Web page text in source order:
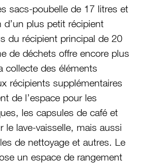
sacs-poubelle de 17 litres et
plus petit récipient
du récipient principal de 20
de déchets offre encore plus
collecte des éléments
récipients supplémentaires
de l’espace pour les
les capsules de café et
le lave-vaisselle, mais aussi
de nettoyage et autres. Le
un espace de rangement